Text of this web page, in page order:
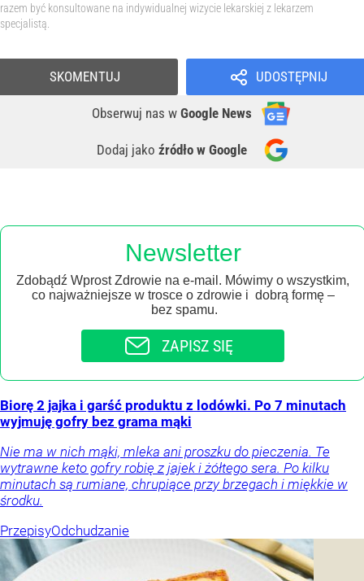
razem być konsultowane na indywidualnej wizycie lekarskiej z lekarzem
specjalistą.
UDOSTĘPNIJ
Obserwuj nas w Google News
Dodaj jako źródło w Google
SKOMENTUJ
Newsletter
Zdobądź Wprost Zdrowie na e-mail. Mówimy o wszystkim,
co najważniejsze w trosce o zdrowie i dobrą formę –
bez spamu.
ZAPISZ SIĘ
Biorę 2 jajka i garść produktu z lodówki. Po 7 minutach
wyjmuję gofry bez grama mąki
Nie ma w nich mąki, mleka ani proszku do pieczenia. Te
wytrawne keto gofry robię z jajek i żółtego sera. Po kilku
minutach są rumiane, chrupiące przy brzegach i miękkie w
środku.
PrzepisyOdchudzanie